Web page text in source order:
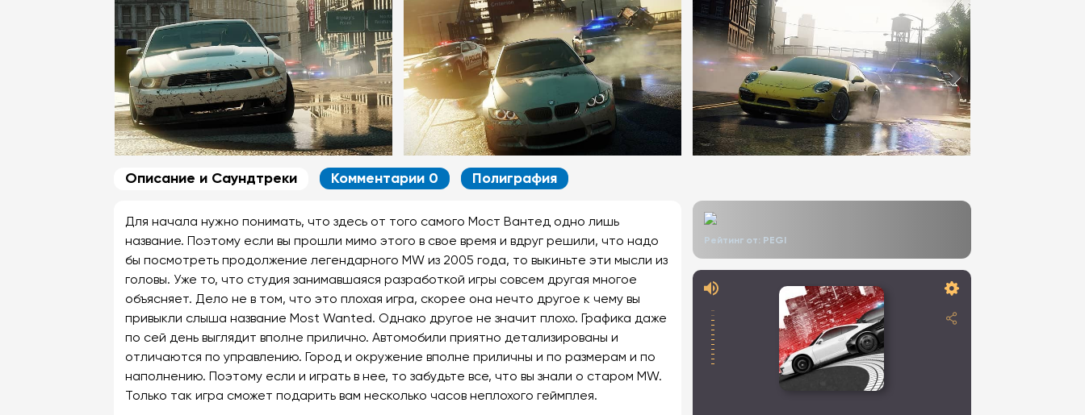
Описание и Саундтреки Комментарии 0 Полиграфия
Для начала нужно понимать, что здесь от того самого Мост Вантед одно лишь
название. Поэтому если вы прошли мимо этого в свое время и вдруг решили, что надо
бы посмотреть продолжение легендарного MW из 2005 года, то выкиньте эти мысли из
головы. Уже то, что студия занимавшаяся разработкой игры совсем другая многое
объясняет. Дело не в том, что это плохая игра, скорее она нечто другое к чему вы
привыкли слыша название Most Wanted. Однако другое не значит плохо. Графика даже
по сей день выглядит вполне прилично. Автомобили приятно детализированы и
отличаются по управлению. Город и окружение вполне приличны и по размерам и по
наполнению. Поэтому если и играть в нее, то забудьте все, что вы знали о старом MW.
Только так игра сможет подарить вам несколько часов неплохого геймплея.
Рейтинг от: PEGI